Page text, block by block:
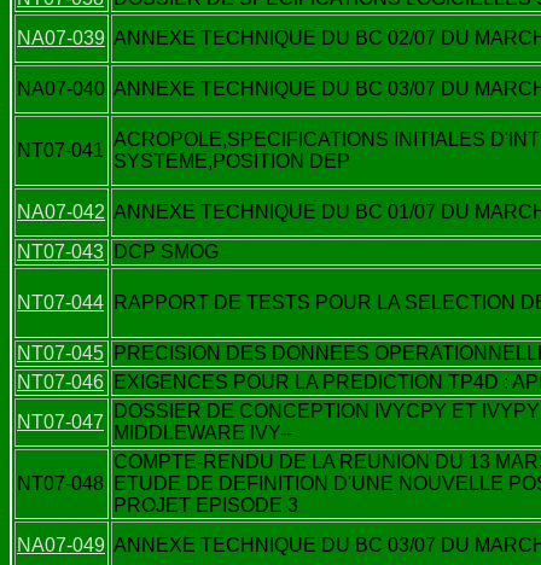
NA07-039 ANNEXE TECHNIQUE DU BC 02/07 DU
NA07-040 ANNEXE TECHNIQUE DU BC 03/07 DU
NT07-041
ACROPOLE,SPECIFICATIONS INITIALES
SYSTEME,POSITION DEP
NA07-042 ANNEXE TECHNIQUE DU BC 01/07 DU
NT07-043 DCP SMOG
NT07-044 RAPPORT DE TESTS POUR LA SELECTION
NT07-045 PRECISION DES DONNEES
NT07-046 EXIGENCES POUR LA PREDICTION TP4D :
NT07-047
DOSSIER DE CONCEPTION IVYCPY ET
MIDDLEWARE IVY--
NT07-048
COMPTE-RENDU DE LA REUNION DU 13
ETUDE DE DEFINITION D'UNE NOUVELLE
PROJET EPISODE 3
NA07-049 ANNEXE TECHNIQUE DU BC 03/07 DU